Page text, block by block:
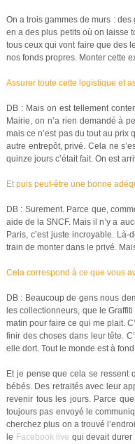
On a trois gammes de murs :
en a des plus petits où on laisse
tous ceux qui vont faire que des
nos fonds propres. Monter cette
Assurer toute cette logistique et
DB : Mais on est tellement
Mairie, on n’a rien demandé à
mais ce n’est pas du tout au
autre entrepôt, privé. Cela ne
quinze jours c’était fait. On est
Et puis peut-être une bonne
DB : Surement. Parce que,
aide de la SNCF. Mais il n’y a
Paris, c’est juste incroyable.
train de monter dans le privé.
Cela correspond à ce que vous
DB : Beaucoup de gens nous
les collectionneurs, que le
matin pour faire ce qui me plait.
finir des choses dans leur tête.
elle dort. Tout le monde est à
Et je pense que cela se ressent
bébés. Des retraités avec leur
revenir tous les jours. Parce
toujours pas envoyé le
cherchez plus on a trouvé
le Facebook live qui devait durer